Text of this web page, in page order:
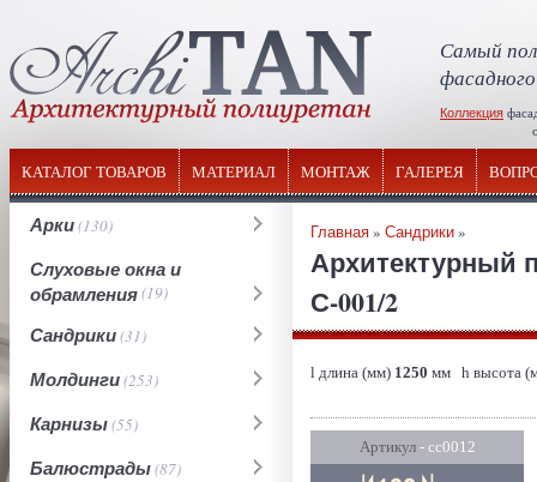
Самый
Коллекция
КАТАЛОГ ТОВАРОВ МАТЕРИАЛ МОНТАЖ ГАЛЕРЕЯ
Арки(130)
Слуховые окна и
обрамления(19)
Сандрики(31)
Молдинги(253)
Карнизы(55)
Балюстрады(87)
Главная» Сандрики»
Архитектурный
С-001/2
l длина (мм) 1250 мм h высота
Артикул- сс0012